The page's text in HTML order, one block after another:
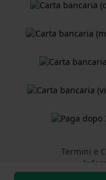
Termini e